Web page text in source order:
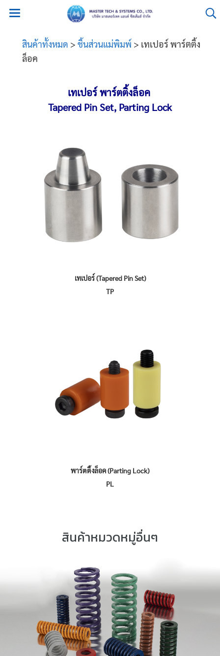
สินค้าทั้งหมด > ชิ้นส่วนแม่พิมพ์ > เทเปอร์ พาร์ตติ้ง
ล็อค
เทเปอร์ พาร์ตติ้งล็อค
Tapered Pin Set, Parting Lock
เทเปอร์ (Tapered Pin Set)
TP
พาร์ตติ้งล็อค (Parting Lock)
PL
สินค้าหมวดหมู่อื่นๆ